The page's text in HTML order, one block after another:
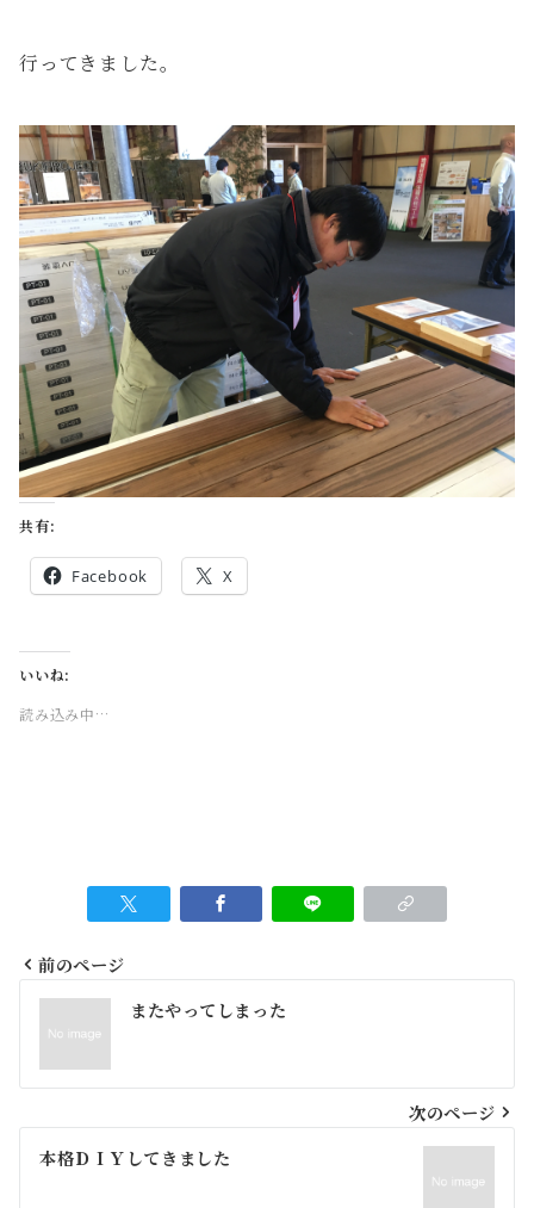
行ってきました。
共有:
Facebook X
いいね:
読み込み中…
投
ナ
ビ
ゲ
前のページ
またやってしまった
次のページ
本格ＤＩＹしてきました